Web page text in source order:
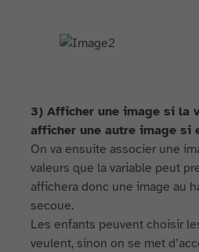
3) Afficher une image si la
afficher une autre image si
On va ensuite associer une
valeurs que la variable peut
affichera donc une image au
secoue.
Les enfants peuvent choisir
veulent, sinon on se met